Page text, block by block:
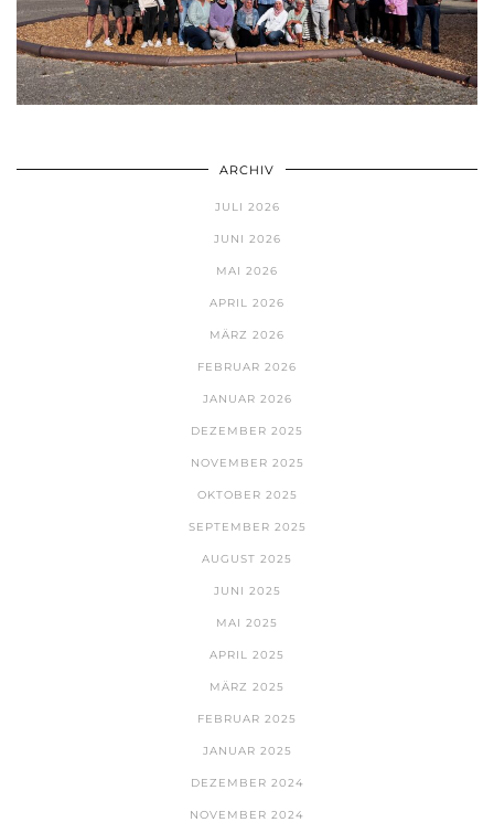
ARCHIV
JULI 2026
JUNI 2026
MAI 2026
APRIL 2026
MÄRZ 2026
FEBRUAR 2026
JANUAR 2026
DEZEMBER 2025
NOVEMBER 2025
OKTOBER 2025
SEPTEMBER 2025
AUGUST 2025
JUNI 2025
MAI 2025
APRIL 2025
MÄRZ 2025
FEBRUAR 2025
JANUAR 2025
DEZEMBER 2024
NOVEMBER 2024